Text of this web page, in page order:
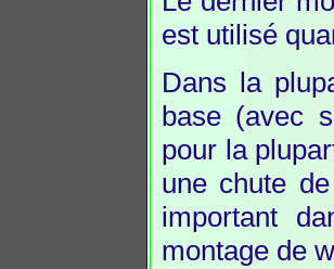
est utilisé
Dans la
base (avec
pour la
une chute
important
montage de